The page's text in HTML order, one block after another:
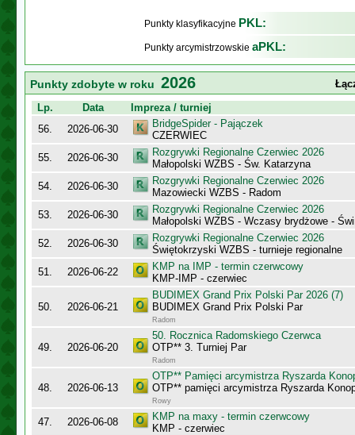
Punkty klasyfikacyjne PKL:
Punkty arcymistrzowskie aPKL:
Punkty zdobyte w roku 2026
Lp.
Data
Impreza / turniej
56.
2026-06-30
BridgeSpider - Pajączek
CZERWIEC
55.
2026-06-30
Rozgrywki Regionalne Czerwiec 2026
Małopolski WZBS - Św. Katarzyna
54.
2026-06-30
Rozgrywki Regionalne Czerwiec 2026
Mazowiecki WZBS - Radom
53.
2026-06-30
Rozgrywki Regionalne Czerwiec 2026
Małopolski WZBS - Wczasy brydżowe -
52.
2026-06-30
Rozgrywki Regionalne Czerwiec 2026
Świętokrzyski WZBS - turnieje regionalne
51.
2026-06-22
KMP na IMP - termin czerwcowy
KMP-IMP - czerwiec
50. 2026-06-21
BUDIMEX Grand Prix Polski Par 2026 (7)
BUDIMEX Grand Prix Polski Par
Radom
49. 2026-06-20
50. Rocznica Radomskiego Czerwca
OTP** 3. Turniej Par
Radom
48. 2026-06-13
OTP** Pamięci arcymistrza Ryszarda
OTP** pamięci arcymistrza Ryszarda
Rowy
47. 2026-06-08
KMP na maxy - termin czerwcowy
KMP - czerwiec